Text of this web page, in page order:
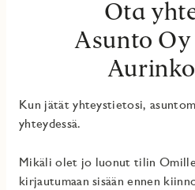
Ota
Asunto
Kun jätät yhteystietosi,
yhteydessä.
Mikäli olet jo luonut tilin Omille
kirjautumaan sisään ennen